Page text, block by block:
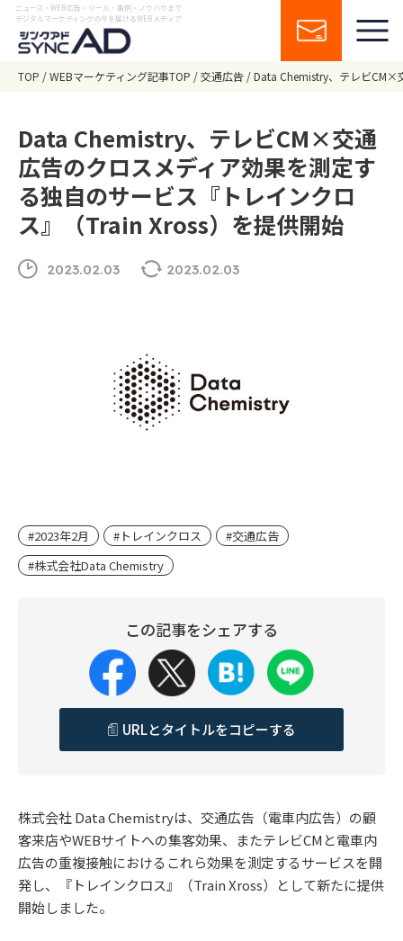
ニュース・WEB広告・ツール・事例・ノウハウまで
デジタルマーケティングの今を届けるWEBメディア
TOP WEBマーケティング記事TOP 交通広告 Data Chemistry、テレビCM×
Data Chemistry、テレビCM×交通
広告のクロスメディア効果を測定す
る独自のサービス『トレインクロ
ス』（Train Xross）を提供開始
2023.02.03 2023.02.03
#2023年2月 #トレインクロス
#交通広告
#株式会社Data Chemistry
この記事をシェアする
URLとタイトルをコピーする
株式会社 Data Chemistryは、交通広告（電車内広告）の顧
客来店やWEBサイトへの集客効果、またテレビCMと電車内
広告の重複接触におけるこれら効果を測定するサービスを開
発し、『トレインクロス』（Train Xross）として新たに提供
開始しました。